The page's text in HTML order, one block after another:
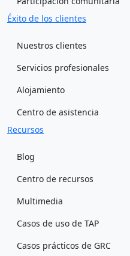
Éxito de los clientes
Nuestros clientes
Servicios profesionales
Alojamiento
Centro de asistencia
Recursos
Blog
Centro de recursos
Multimedia
Casos de uso de TAP
Casos prácticos de GRC